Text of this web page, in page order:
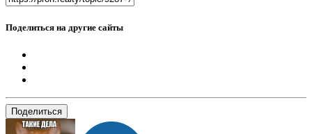
Поделиться на другие сайты
Поделиться